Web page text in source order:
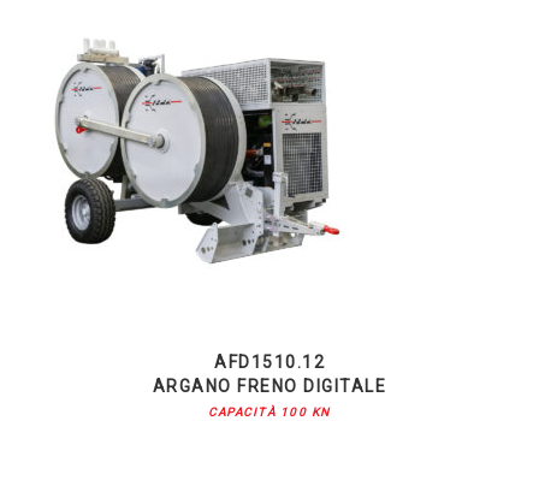
AFD1510.12
ARGANO FRENO DIGITALE
CAPACITÀ 100 KN